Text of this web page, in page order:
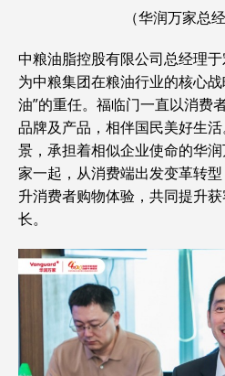
（华润万家总
中粮油脂控股有限公司总经理
为中粮集团在粮油行业的核心
油”的重任。福临门一直以消费
品牌及产品，相伴国民美好生
景，承担着相似企业使命的华
家一起，从消费端出发变革转
升消费者购物体验，共同提升
长。